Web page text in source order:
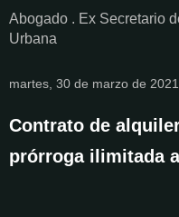
Abogado . Ex Secretario
Urbana
martes, 30 de marzo de 2021
Contrato de
prórroga ilimitada